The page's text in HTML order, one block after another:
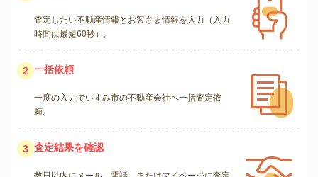
査定したい不動産情報とお客さま情報を入力（入力
時間は最短60秒）。
2 一括依頼
一度の入力でいすみ市の不動産会社へ一括査定依
頼。
3 査定結果を確認